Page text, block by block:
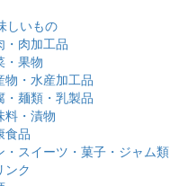
しいもの
・肉加工品
・果物
物・水産加工品
・麺類・乳製品
料・漬物
食品
・スイーツ・菓子・ジャム類
ンク